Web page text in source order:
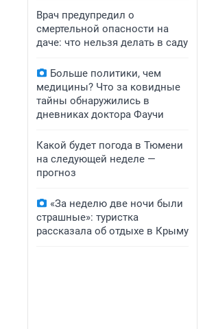
Врач предупредил о
смертельной опасности на
даче: что нельзя делать в саду
Больше политики, чем
медицины? Что за ковидные
тайны обнаружились в
дневниках доктора Фаучи
Какой будет погода в Тюмени
на следующей неделе —
прогноз
«За неделю две ночи были
страшные»: туристка
рассказала об отдыхе в Крыму